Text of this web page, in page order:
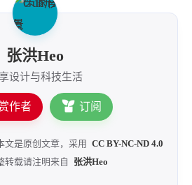
张洪Heo
设计与科技生活
作者 订阅
文是原创文章，采用 CC BY-NC-ND 4.0
转载请注明来自
张洪Heo